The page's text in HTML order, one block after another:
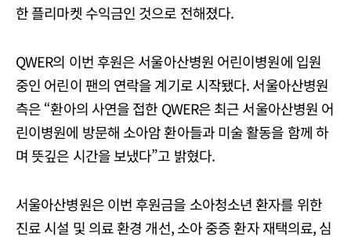
한 플리마켓 수익금인 것으로 전해졌다.
QWER의 이번 후원은 서울아산병원 어린이병원에 입원
중인 어린이 팬의 연락을 계기로 시작됐다. 서울아산병원
측은 “환아의 사연을 접한 QWER은 최근 서울아산병원 어
린이병원에 방문해 소아암 환아들과 미술 활동을 함께 하
며 뜻깊은 시간을 보냈다”고 밝혔다.
서울아산병원은 이번 후원금을 소아청소년 환자를 위한
진료 시설 및 의료 환경 개선, 소아 중증 환자 재택의료, 심